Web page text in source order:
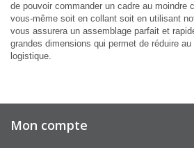
de pouvoir commander un cadre au moindre
vous-même soit en collant soit en utilisant
vous assurera un assemblage parfait et
grandes dimensions qui permet de réduire
logistique.
Mon compte